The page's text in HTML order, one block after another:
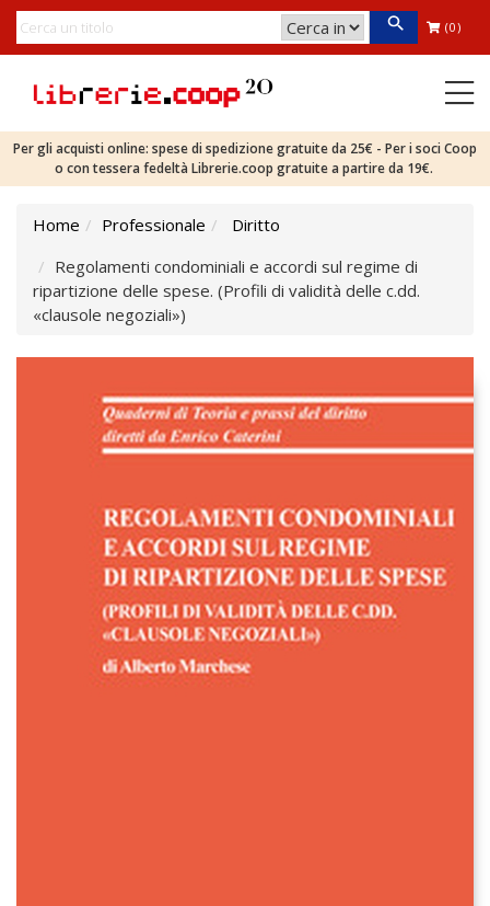
(0)
Per gli acquisti online: spese di spedizione gratuite da 25€ - Per i soci Coop
o con tessera fedeltà Librerie.coop gratuite a partire da 19€.
Home Professionale
Diritto
Regolamenti condominiali e accordi sul regime di
ripartizione delle spese. (Profili di validità delle c.dd.
«clausole negoziali»)